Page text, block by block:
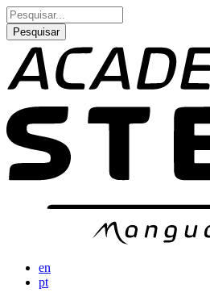
Passar
para
o
conteúdo
principal
Pesquisar
en
pt